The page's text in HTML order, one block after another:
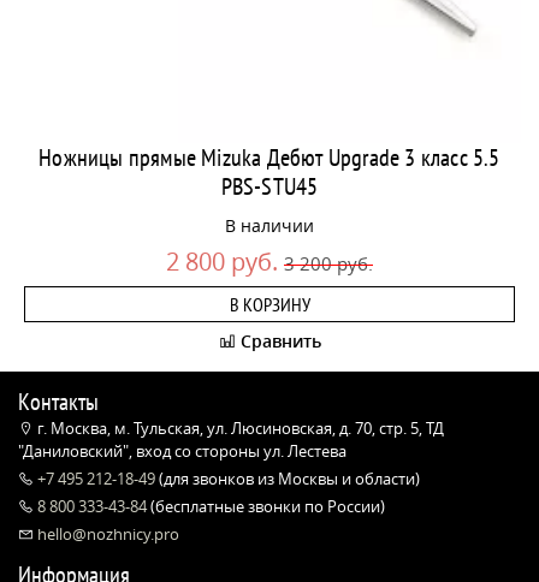
Ножницы прямые Mizuka Дебют Upgrade 3 класс 5.5
PBS-STU45
В наличии
2 800 руб. 3 200 руб.
В КОРЗИНУ
Сравнить
Контакты
г. Москва, м. Тульская, ул. Люсиновская, д. 70, стр. 5, ТД
"Даниловский", вход со стороны ул. Лестева
+7 495 212-18-49(для звонков из Москвы и области)
8 800 333-43-84(бесплатные звонки по России)
hello@nozhnicy.pro
Информация